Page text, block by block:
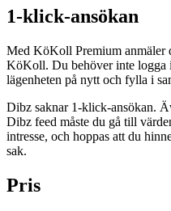
1-klick-ansökan
Med KöKoll Premium anmäler
KöKoll. Du behöver inte logga
lägenheten på nytt och fylla i
Dibz saknar 1-klick-ansökan.
Dibz feed måste du gå till
intresse, och hoppas att du
sak.
Pris